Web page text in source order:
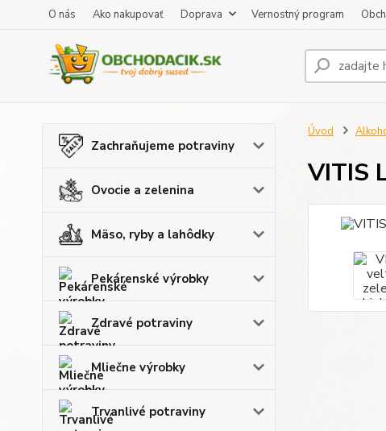
O nás Ako nakupovať Doprava Vernostný program
Zachraňujeme potraviny
Ovocie a zelenina
Mäso, ryby a lahôdky
Pekárenské výrobky
Zdravé potraviny
Mliečne výrobky
Trvanlivé potraviny
Úvod
VITIS